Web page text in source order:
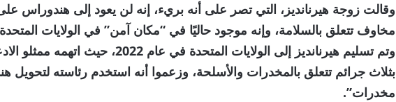
قائمة
من
4
عناصر
نهاية
القائمة
وقالت زوجة هيرنانديز، التي تصر على أنه بريء، إنه لن يعود إلى هندوراس
مخاوف تتعلق بالسلامة، وإنه موجود حاليًا في “مكان آمن” في الولايات
وتم تسليم هيرنانديز إلى الولايات المتحدة في عام
بثلاث جرائم تتعلق بالمخدرات والأسلحة، وزعموا أنه استخدم رئاسته لتحويل
مخدرات”.